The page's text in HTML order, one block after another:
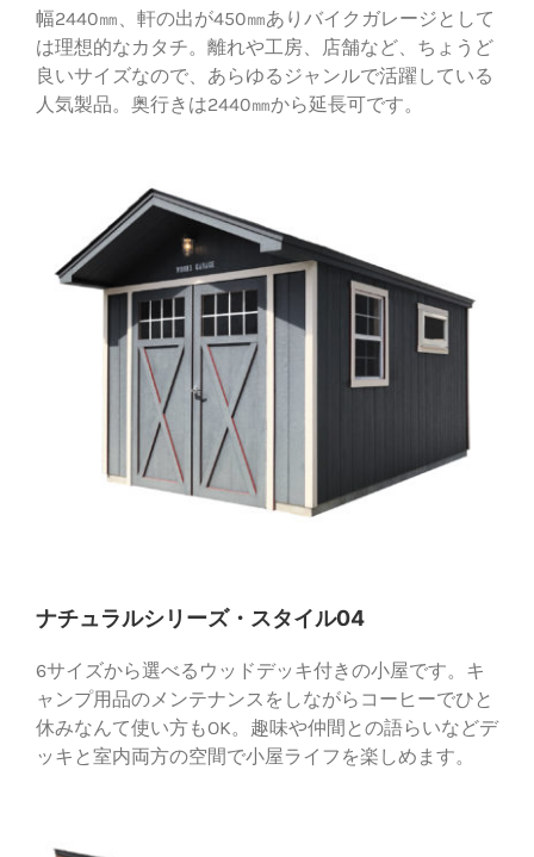
幅2440㎜、軒の出が450㎜ありバイクガレージとして
は理想的なカタチ。離れや工房、店舗など、ちょうど
良いサイズなので、あらゆるジャンルで活躍している
人気製品。奥行きは2440㎜から延長可です。
ナチュラルシリーズ・スタイル04
6サイズから選べるウッドデッキ付きの小屋です。キ
ャンプ用品のメンテナンスをしながらコーヒーでひと
休みなんて使い方もOK。趣味や仲間との語らいなどデ
ッキと室内両方の空間で小屋ライフを楽しめます。